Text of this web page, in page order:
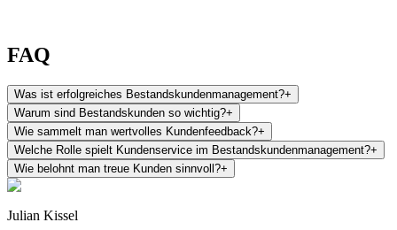
FAQ
Was ist erfolgreiches Bestandskundenmanagement?+
Warum sind Bestandskunden so wichtig?+
Wie sammelt man wertvolles Kundenfeedback?+
Welche Rolle spielt Kundenservice im Bestandskundenmanagement?+
Wie belohnt man treue Kunden sinnvoll?+
Julian Kissel